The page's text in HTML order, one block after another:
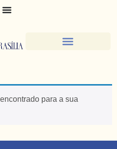
para a sua